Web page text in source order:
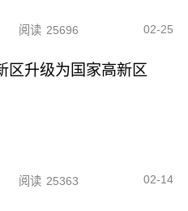
阅读 25696 02-25
区升级为国家高新区
阅读 25363 02-14